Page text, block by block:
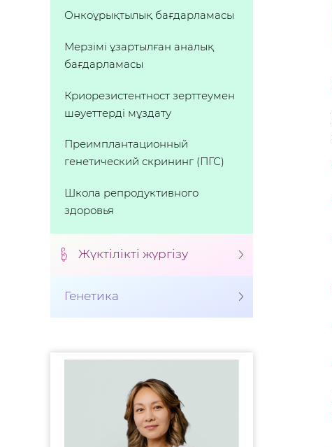
Онкоұрықтылық бағдарламасы
Мерзімі ұзартылған аналық
бағдарламасы
Криорезистентност зерттеумен
шәуеттерді мұздату
Преимплантационный
генетический скрининг (ПГС)
Школа репродуктивного
здоровья
Жүктілікті жүргізу
Генетика